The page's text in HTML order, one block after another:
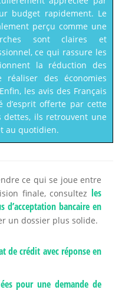
budget rapidement. Le
perçu comme une
sont claires et
ce qui rassure les
la réduction des
des économies
les avis des Français
offerte par cette
ils retrouvent une
au quotidien.
ce qui se joue entre
finale, consultez les
d’acceptation bancaire en
un dossier plus solide.
de crédit avec réponse en
pour une demande de